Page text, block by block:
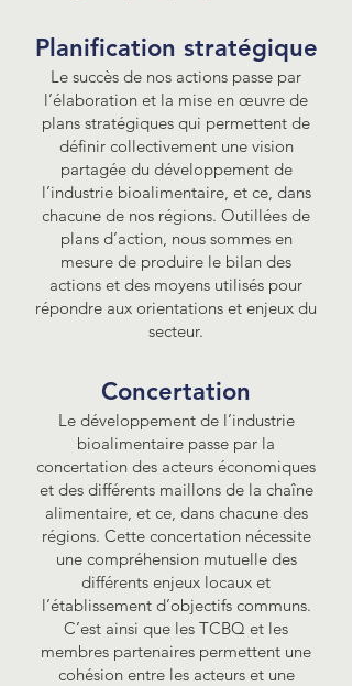
Planification stratégique
Le succès de nos actions passe par
l’élaboration et la mise en œuvre de
plans stratégiques qui permettent de
définir collectivement une vision
partagée du développement de
l’industrie bioalimentaire, et ce, dans
chacune de nos régions. Outillées de
plans d’action, nous sommes en
mesure de produire le bilan des
actions et des moyens utilisés pour
répondre aux orientations et enjeux du
secteur.
Concertation
Le développement de l’industrie
bioalimentaire passe par la
concertation des acteurs économiques
et des différents maillons de la chaîne
alimentaire, et ce, dans chacune des
régions. Cette concertation nécessite
une compréhension mutuelle des
différents enjeux locaux et
l’établissement d’objectifs communs.
C’est ainsi que les TCBQ et les
membres partenaires permettent une
cohésion entre les acteurs et une